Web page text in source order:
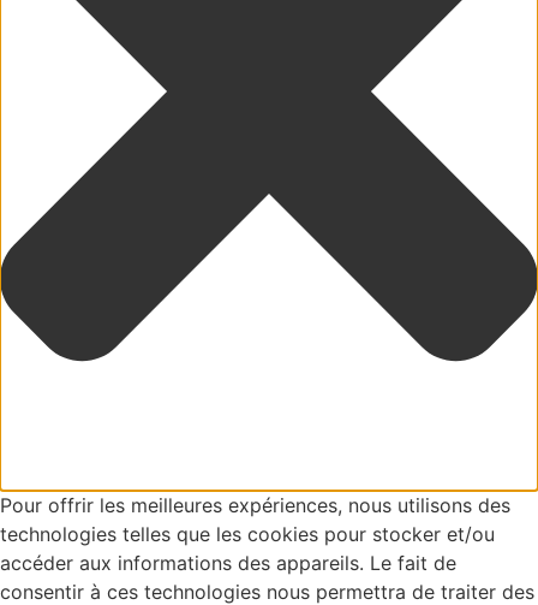
Pour offrir les meilleures expériences, nous utilisons des
technologies telles que les cookies pour stocker et/ou
accéder aux informations des appareils. Le fait de
consentir à ces technologies nous permettra de traiter des